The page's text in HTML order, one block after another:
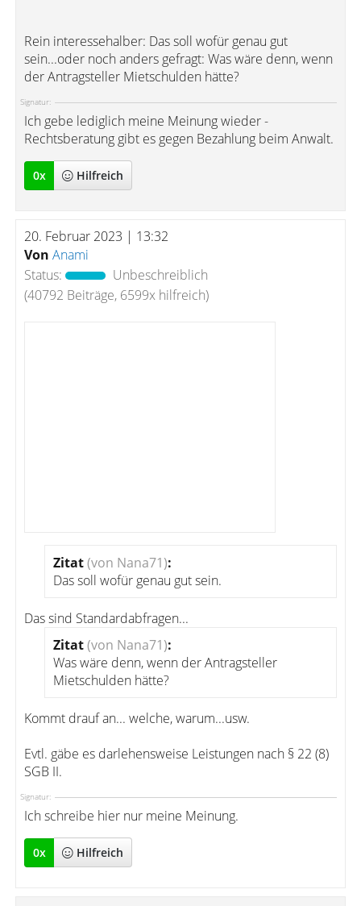
Rein interessehalber: Das soll wofür genau gut
sein...oder noch anders gefragt: Was wäre denn, wenn
der Antragsteller Mietschulden hätte?
Signatur:
Ich gebe lediglich meine Meinung wieder -
Rechtsberatung gibt es gegen Bezahlung beim Anwalt.
0x Hilfreich
20. Februar 2023 | 13:32
Von Anami
Status:
Unbeschreiblich
(40792 Beiträge, 6599x hilfreich)
Zitat(von Nana71):
Das soll wofür genau gut sein.
Das sind Standardabfragen...
Zitat(von Nana71):
Was wäre denn, wenn der Antragsteller
Mietschulden hätte?
Kommt drauf an... welche, warum...usw.
Evtl. gäbe es darlehensweise Leistungen nach § 22 (8)
SGB II.
Signatur:
Ich schreibe hier nur meine Meinung.
0x Hilfreich